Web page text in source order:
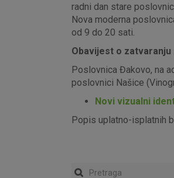
radni dan stare
Nova moderna
od 9 do 20 sati.
Obavijest o
Poslovnica Đakovo, na
poslovnici Našice
Novi vizualni
Popis uplatno-isplatnih